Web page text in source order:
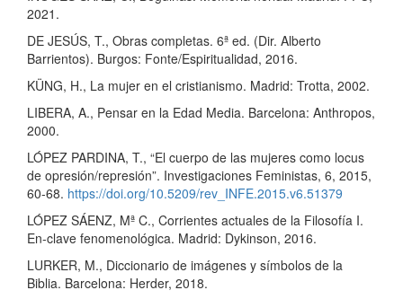
2021.
DE JESÚS, T., Obras completas. 6ª ed. (Dir. Alberto
Barrientos). Burgos: Fonte/Espiritualidad, 2016.
KÜNG, H., La mujer en el cristianismo. Madrid: Trotta, 2002.
LIBERA, A., Pensar en la Edad Media. Barcelona: Anthropos,
2000.
LÓPEZ PARDINA, T., “El cuerpo de las mujeres como locus
de opresión/represión”. Investigaciones Feministas, 6, 2015,
60-68. https://doi.org/10.5209/rev_INFE.2015.v6.51379
LÓPEZ SÁENZ, Mª C., Corrientes actuales de la Filosofía I.
En-clave fenomenológica. Madrid: Dykinson, 2016.
LURKER, M., Diccionario de imágenes y símbolos de la
Biblia. Barcelona: Herder, 2018.